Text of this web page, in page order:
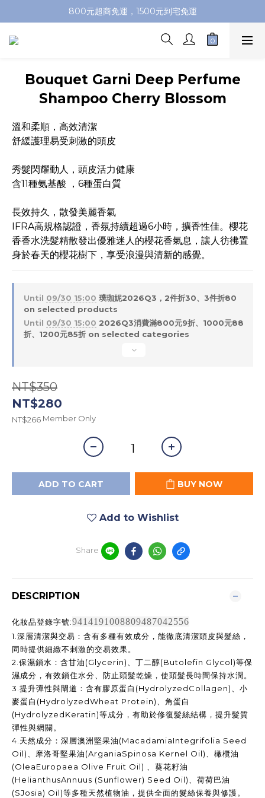
加入會員即送100元購物金，推薦好友，再送購物金
800元超商免運，1500元到宅免運
加入會員即送100元購物金，推薦好友，再送購物金
Bouquet Garni Deep Perfume
Shampoo Cherry Blossom
溫和柔順，高效清潔
舒緩護理易受刺激的頭皮
秀髮閃耀動人，頭皮活力健康
含11種氨基酸 ，6種蛋白質
長效持久，散發美麗香氣
IFRA高規格認證，香氛持續超過6小時，擴香性佳。櫻花
香香水洗髮精散發出優雅迷人的櫻花香氣息，讓人彷彿置
身於春天的櫻花樹下，享受浪漫與清新的感覺。
Until 09/30 15:00 璞珈妮2026Q3，2件折30、3件折80
on selected products
Until 09/30 15:00 2026Q3消費滿800元9折、1000元88
折、1200元85折 on selected categories
NT$350
NT$280
NT$266 Member Only
ADD TO CART BUY NOW
Add to Wishlist
Share
DESCRIPTION
化妝品登錄字號:9414191008809487042556
1. 深層清潔與交易：含有多種有效成分，能徹底清潔頭皮與髮絲，
同時提供細緻不刺激的交易效果。
2. 保濕鎖水：含甘油(Glycerin) 丁二醇(Butolefin Glycol)等保
濕成分，有效鎖住水分、防止頭髮乾燥，使頭髮長時間保持水潤。
3. 提升彈性與閘道：含有膠原蛋白 (HydrolyzedCollagen)
、小
麥蛋白 (HydrolyzedWheat Protein)
、角蛋白
(HydrolyzedKeratin)等成分，有助於修復髮絲結構，提升髮質
彈性與網關。
4. 天然成分：深層澳洲堅果油(MacadamiaIntegrifolia Seed
Oil)
、摩洛哥堅果油(ArganiaSpinosa Kernel Oil)
、橄欖油
(OleaEuropaea Olive Fruit Oil) 、葵花籽油
(HelianthusAnnuus (Sunflower) Seed Oil)
、荷荷巴油
(SJosia) Oil)等多種天然植物油，提供全面的髮絲保養與修護。